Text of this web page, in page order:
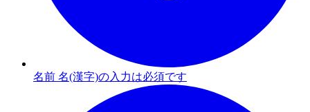
名前 名(漢字)の入力は必須です